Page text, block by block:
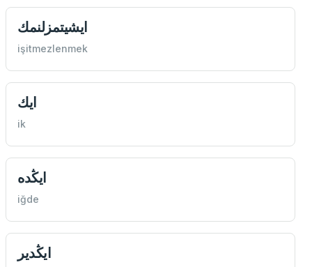
ايشيتمزلنمك
işitmezlenmek
ايك
ik
ايڭده
iğde
ايڭدير